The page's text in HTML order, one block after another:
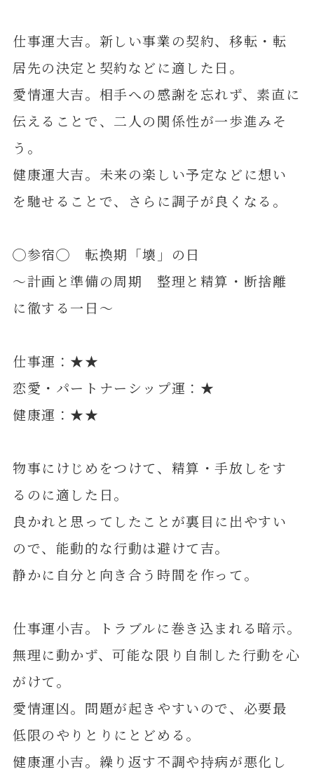
仕事運大吉。新しい事業の契約、移転・転
居先の決定と契約などに適した日。
愛情運大吉。相手への感謝を忘れず、素直に
伝えることで、二人の関係性が一歩進みそ
う。
健康運大吉。未来の楽しい予定などに想い
を馳せることで、さらに調子が良くなる。
◯参宿◯ 転換期「壊」の日
～計画と準備の周期 整理と精算・断捨離
に徹する一日～
仕事運：★★
恋愛・パートナーシップ運：★
健康運：★★
物事にけじめをつけて、精算・手放しをす
るのに適した日。
良かれと思ってしたことが裏目に出やすい
ので、能動的な行動は避けて吉。
静かに自分と向き合う時間を作って。
仕事運小吉。トラブルに巻き込まれる暗示。
無理に動かず、可能な限り自制した行動を心
がけて。
愛情運凶。問題が起きやすいので、必要最
低限のやりとりにとどめる。
健康運小吉。繰り返す不調や持病が悪化し